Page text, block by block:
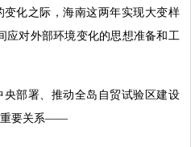
化之际，海南这两年实现大变样
应对外部环境变化的思想准备和工
部署、推动全岛自贸试验区建设
重要关系——